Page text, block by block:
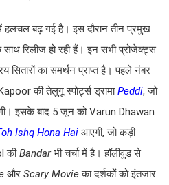
हलचल बढ़ गई है। इस दौरान तीन प्रमुख
साथ रिलीज हो रही हैं। इन सभी प्रोजेक्ट्स
सितारों का समर्थन प्राप्त है। पहले नंबर
की तेलुगू स्पोर्ट्स ड्रामाPeddi, जो
इसके बाद 5 जून को Varun Dhawan
Ishq Hona Hai आएगी, जो कड़ी
कीBandarभी चर्चा में है। हॉलीवुड से
और Scary Movieका दर्शकों को इंतजार